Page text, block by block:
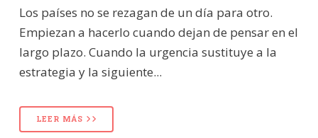
Los países no se rezagan de un día para otro.
Empiezan a hacerlo cuando dejan de pensar en el
largo plazo. Cuando la urgencia sustituye a la
estrategia y la siguiente...
LEER MÁS